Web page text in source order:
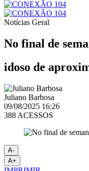
Notícias Geral
No final de
idoso de
Juliano Barbosa
09/08/2025 16:26
388 ACESSOS
A-
A+